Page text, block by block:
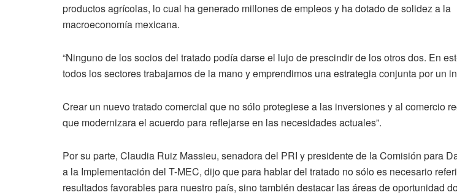
productos agrícolas, lo cual ha generado millones de empleos y ha dotado de solidez a la
macroeconomía mexicana.
“Ninguno de los socios del tratado podía darse el lujo de prescindir de los otros dos. En
todos los sectores trabajamos de la mano y emprendimos una estrategia conjunta por un
Crear un nuevo tratado comercial que no sólo protegiese a las inversiones y al comercio
que modernizara el acuerdo para reflejarse en las necesidades actuales”.
Por su parte, Claudia Ruiz Massieu, senadora del PRI y presidente de la Comisión para
a la Implementación del T-MEC, dijo que para hablar del tratado no sólo es necesario
resultados favorables para nuestro país, sino también destacar las áreas de oportunidad